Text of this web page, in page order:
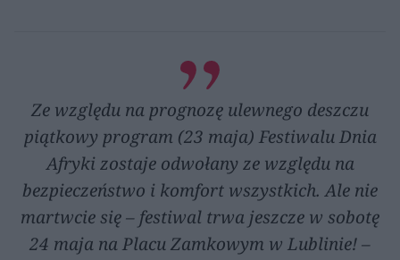
Ze względu na prognozę ulewnego deszczu
piątkowy program (23 maja) Festiwalu Dnia
Afryki zostaje odwołany ze względu na
bezpieczeństwo i komfort wszystkich. Ale nie
martwcie się – festiwal trwa jeszcze w sobotę
24 maja na Placu Zamkowym w Lublinie!–